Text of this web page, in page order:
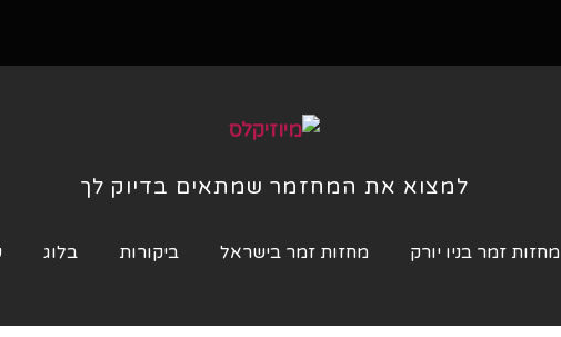
למצוא את המחזמר שמתאים בדיוק לך
מחזות זמר בניו יורק מחזות זמר בישראל ביקורות בלוג